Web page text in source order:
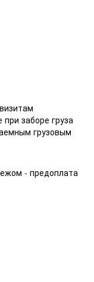
заборе груза
грузовым
- предоплата